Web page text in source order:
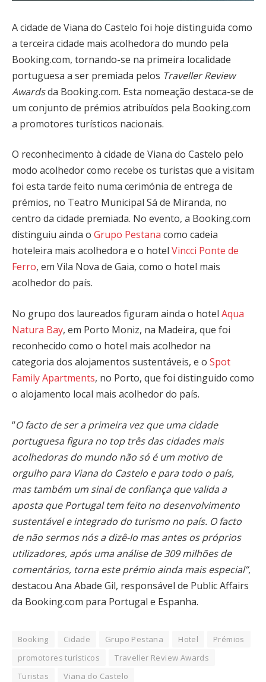
A cidade de Viana do Castelo foi hoje distinguida como
a terceira cidade mais acolhedora do mundo pela
Booking.com, tornando-se na primeira localidade
portuguesa a ser premiada pelos Traveller Review
Awardsda Booking.com. Esta nomeação destaca-se de
um conjunto de prémios atribuídos pela Booking.com
a promotores turísticos nacionais.
O reconhecimento à cidade de Viana do Castelo pelo
modo acolhedor como recebe os turistas que a visitam
foi esta tarde feito numa cerimónia de entrega de
prémios, no Teatro Municipal Sá de Miranda, no
centro da cidade premiada. No evento, a Booking.com
distinguiu ainda o Grupo Pestana como cadeia
hoteleira mais acolhedora e o hotel Vincci Ponte de
Ferro, em Vila Nova de Gaia, como o hotel mais
acolhedor do país.
No grupo dos laureados figuram ainda o hotel Aqua
Natura Bay, em Porto Moniz, na Madeira, que foi
reconhecido como o hotel mais acolhedor na
categoria dos alojamentos sustentáveis, e o Spot
Family Apartments, no Porto, que foi distinguido como
o alojamento local mais acolhedor do país.
“O facto de ser a primeira vez que uma cidade
portuguesa figura no top três das cidades mais
acolhedoras do mundo não só é um motivo de
orgulho para Viana do Castelo e para todo o país,
mas também um sinal de confiança que valida a
aposta que Portugal tem feito no desenvolvimento
sustentável e integrado do turismo no país. O facto
de não sermos nós a dizê-lo mas antes os próprios
utilizadores, após uma análise de 309 milhões de
comentários, torna este prémio ainda mais especial”,
destacou Ana Abade Gil, responsável de Public Affairs
da Booking.com para Portugal e Espanha.
Booking Cidade Grupo Pestana Hotel
Prémios
promotores turísticos
Traveller Review Awards
Turistas
Viana do Castelo